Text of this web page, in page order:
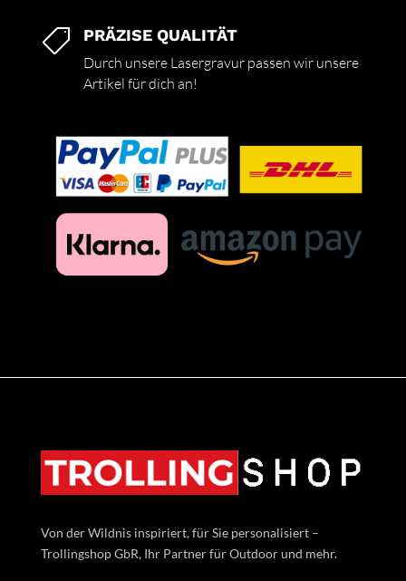
 PRÄZISE QUALITÄT
Durch unsere Lasergravur passen wir unsere
Artikel für dich an!
Von der Wildnis inspiriert, für Sie personalisiert –
Trollingshop GbR, Ihr Partner für Outdoor und mehr.